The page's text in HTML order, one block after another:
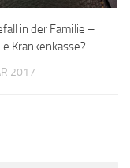
in der Familie –
Krankenkasse?
2017